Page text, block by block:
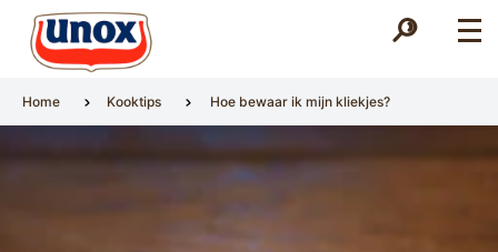
Zoek
Zoek
Home Kooktips Hoe bewaar ik mijn kliekjes?